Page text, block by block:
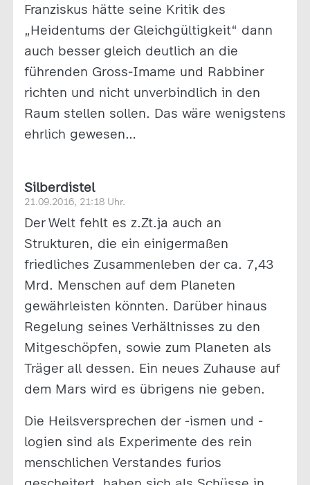
Franziskus hätte seine Kritik des
„Heidentums der Gleichgültigkeit“ dann
auch besser gleich deutlich an die
führenden Gross-Imame und Rabbiner
richten und nicht unverbindlich in den
Raum stellen sollen. Das wäre wenigstens
ehrlich gewesen…
Silberdistel
21.09.2016, 21:18 Uhr.
Der Welt fehlt es z.Zt.ja auch an
Strukturen, die ein einigermaßen
friedliches Zusammenleben der ca. 7,43
Mrd. Menschen auf dem Planeten
gewährleisten könnten. Darüber hinaus
Regelung seines Verhältnisses zu den
Mitgeschöpfen, sowie zum Planeten als
Träger all dessen. Ein neues Zuhause auf
dem Mars wird es übrigens nie geben.
Die Heilsversprechen der -ismen und -
logien sind als Experimente des rein
menschlichen Verstandes furios